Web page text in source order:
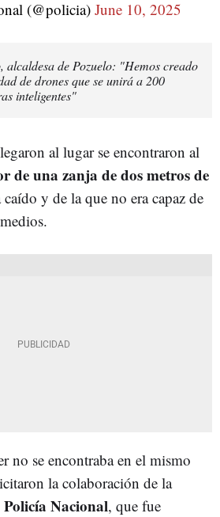
(@policia) June 10, 2025
alcaldesa de Pozuelo: "Hemos creado
de drones que se unirá a 200
inteligentes"
al lugar se encontraron al
de una zanja de dos metros de
y de la que no era capaz de
no se encontraba en el mismo
la colaboración de la
Nacional, que fue